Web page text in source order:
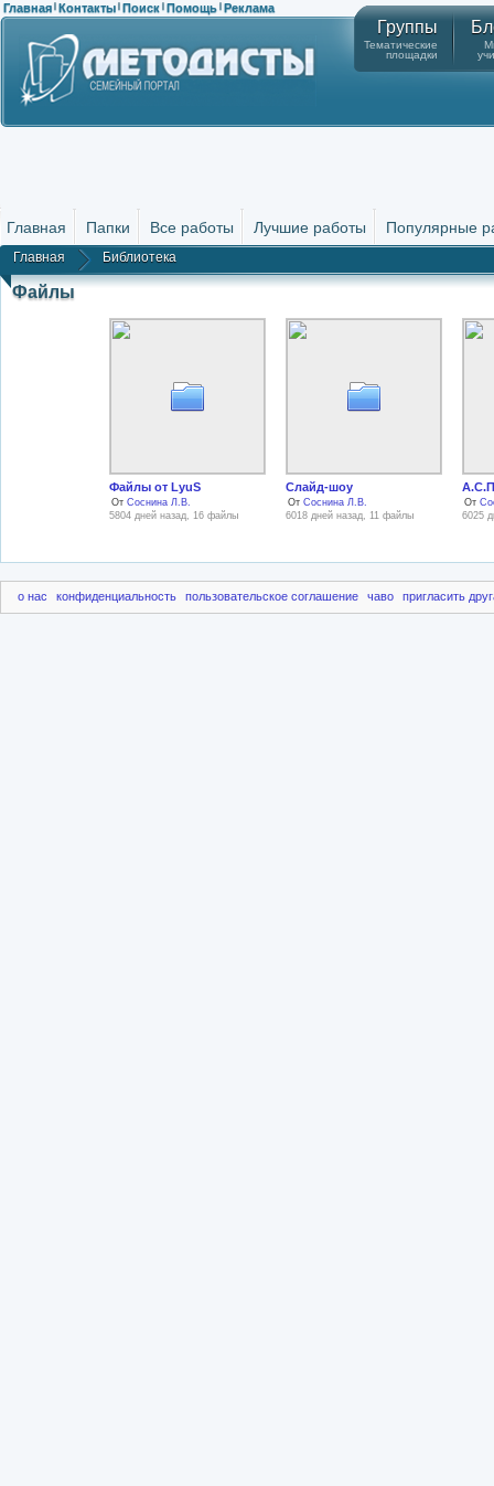
Главная | Контакты | Поиск | Помощь | Реклама
Группы
Тематические
площадки
Главная Папки Все работы Лучшие работы Популярные
Главная Библиотека
Файлы
Файлы от LyuS
От Соснина Л.В.
5804 дней назад, 16 файлы
Слайд-шоу
От Соснина Л.В.
6018 дней назад, 11 файлы
От
6025
о нас конфиденциальность пользовательское соглашение чаво пригласить